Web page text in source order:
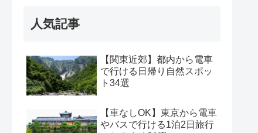
人気記事
【関東近郊】都内から電車
で行ける日帰り自然スポッ
ト34選
【車なしOK】東京から電車
やバスで行ける1泊2日旅行